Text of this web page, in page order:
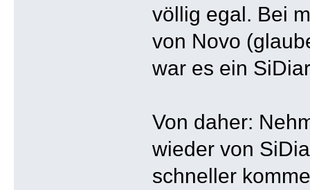
völlig egal. Bei
von Novo
war es ein
Von daher:
wieder von
schneller